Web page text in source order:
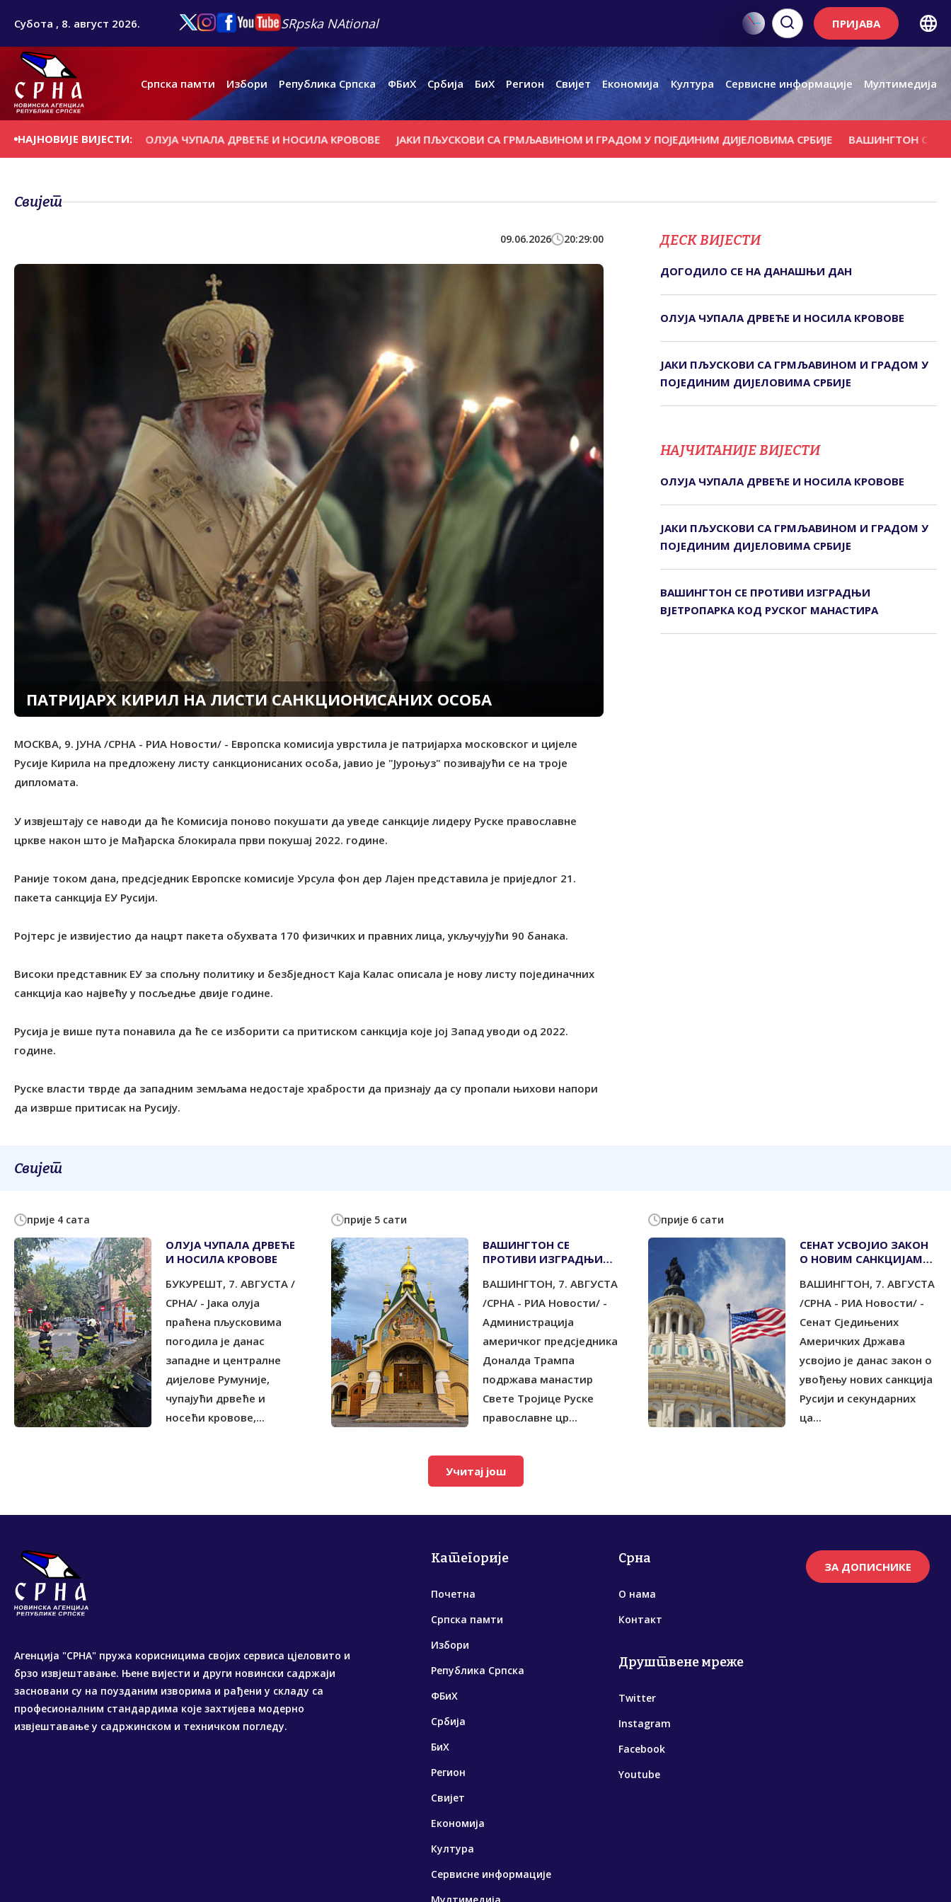
Субота , 8. август 2026. SRpska NAtional ПРИЈАВА
Српска памти Избори Република Српска ФБиХ Србија БиХ Регион Свијет Економија Култура Сервисне информације Мултимедија
НАЈНОВИЈЕ ВИЈЕСТИ:
ДАНАШЊИ ДАН ОЛУЈА ЧУПАЛА ДРВЕЋЕ И НОСИЛА КРОВОВЕ ЈАКИ ПЉУСКОВИ СА ГРМЉАВИНОМ И ГРАДОМ У ПОЈЕДИНИМ ДИЈЕЛОВИМА СРБИЈЕ ВАШИНГТОН СЕ ПРОТИВИ
Свијет
09.06.2026 20:29:00
ПАТРИЈАРХ КИРИЛ НА ЛИСТИ САНКЦИОНИСАНИХ ОСОБА
МОСКВА, 9. ЈУНА /СРНА - РИА Новости/ - Европска комисија уврстила је патријарха московског и цијеле
Русије Кирила на предложену листу санкционисаних особа, јавио је "Јуроњуз" позивајући се на троје
дипломата.
У извјештају се наводи да ће Комисија поново покушати да уведе санкције лидеру Руске православне
цркве након што је Мађарска блокирала први покушај 2022. године.
Раније током дана, предсједник Европске комисије Урсула фон дер Лајен представила је приједлог 21.
пакета санкција ЕУ Русији.
Ројтерс је извијестио да нацрт пакета обухвата 170 физичких и правних лица, укључујући 90 банака.
Високи представник ЕУ за спољну политику и безбједност Каја Калас описала је нову листу појединачних
санкција као највећу у посљедње двије године.
Русија је више пута понавила да ће се изборити са притиском санкција које јој Запад уводи од 2022.
године.
Руске власти тврде да западним земљама недостаје храбрости да признају да су пропали њихови напори
да изврше притисак на Русију.
ДЕСК ВИЈЕСТИ
ДОГОДИЛО СЕ НА ДАНАШЊИ ДАН
ОЛУЈА ЧУПАЛА ДРВЕЋЕ И НОСИЛА КРОВОВЕ
ЈАКИ ПЉУСКОВИ СА ГРМЉАВИНОМ И ГРАДОМ У
ПОЈЕДИНИМ ДИЈЕЛОВИМА СРБИЈЕ
НАЈЧИТАНИЈЕ ВИЈЕСТИ
ОЛУЈА ЧУПАЛА ДРВЕЋЕ И НОСИЛА КРОВОВЕ
ЈАКИ ПЉУСКОВИ СА ГРМЉАВИНОМ И ГРАДОМ У
ПОЈЕДИНИМ ДИЈЕЛОВИМА СРБИЈЕ
ВАШИНГТОН СЕ ПРОТИВИ ИЗГРАДЊИ
ВЈЕТРОПАРКА КОД РУСКОГ МАНАСТИРА
Свијет
прије 4 сата
ОЛУЈА ЧУПАЛА ДРВЕЋЕ
И НОСИЛА КРОВОВЕ
БУКУРЕШT, 7. АВГУСТА /
СРНА/ - Јака олуја
праћена пљусковима
погодила је данас
западне и централне
дијелове Румуније,
чупајући дрвеће и
носећи кровове,...
прије 5 сати
ВАШИНГТОН СЕ
ПРОТИВИ ИЗГРАДЊИ
РУСКОГ МАНАСТИРА
ВАШИНГТОН, 7. АВГУСТА
/СРНА - РИА Новости/ -
Администрација
америчког предсједника
Доналда Трампа
подржава манастир
Свете Тројице Руске
православне цр...
прије 6 сати
СЕНАТ УСВОЈИО ЗАКОН
О НОВИМ САНКЦИЈАМА
ВАШИНГТОН, 7. АВГУСТА
/СРНА - РИА Новости/ -
Сенат Сједињених
Америчких Држава
усвојио је данас закон о
увођењу нових санкција
Русији и секундарних
ца...
Учитај још
Агенција "СРНА" пружа корисницима својих сервиса цјеловито и
брзо извјештавање. Њене вијести и други новински садржаји
засновани су на поузданим изворима и рађени у складу са
професионалним стандардима које захтијева модерно
извјештавање у садржинском и техничком погледу.
Категорије
Почетна
Српска памти
Избори
Република Српска
ФБиХ
Србија
БиХ
Регион
Свијет
Економија
Култура
Сервисне информације
Срна
О нама
Контакт
Друштвене мреже
Twitter
Instagram
Facebook
Youtube
ЗА ДОПИСНИКЕ